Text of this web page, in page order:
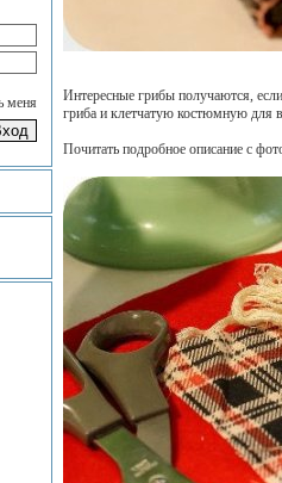
меня
Интересные грибы получаются,
гриба и клетчатую костюмную для
Почитать подробное описание с